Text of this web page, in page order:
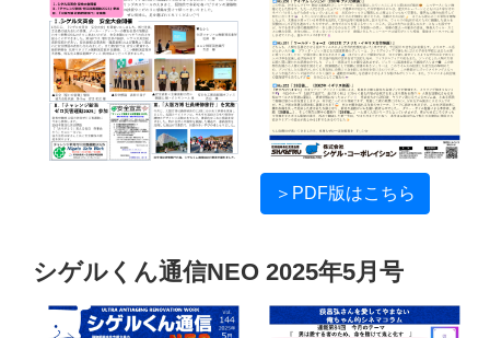
＞PDF版はこちら
シゲルくん通信NEO 2025年5月号